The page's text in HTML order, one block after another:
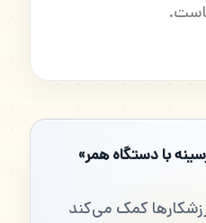
با دستگاه همر»
کمک می‌کند